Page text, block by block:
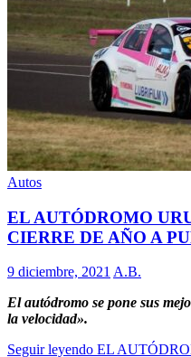
Autos
EL AUTÓDROMO
CIERRE DE AÑO A
9 diciembre, 2021 A.B.
El autódromo se pone sus
la velocidad».
Seguir leyendo EL